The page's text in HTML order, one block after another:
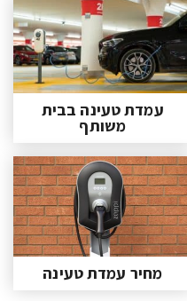
עמדת טעינה בבית
משותף
מחיר עמדת טעינה